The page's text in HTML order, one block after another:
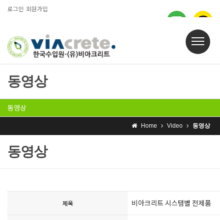
로그인 회원가입
동영상
동영상
Home Video 동영상
동영상
제목 비아크리트 시스템별 전제품